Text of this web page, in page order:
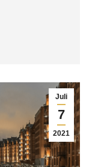
Juli
7
2021